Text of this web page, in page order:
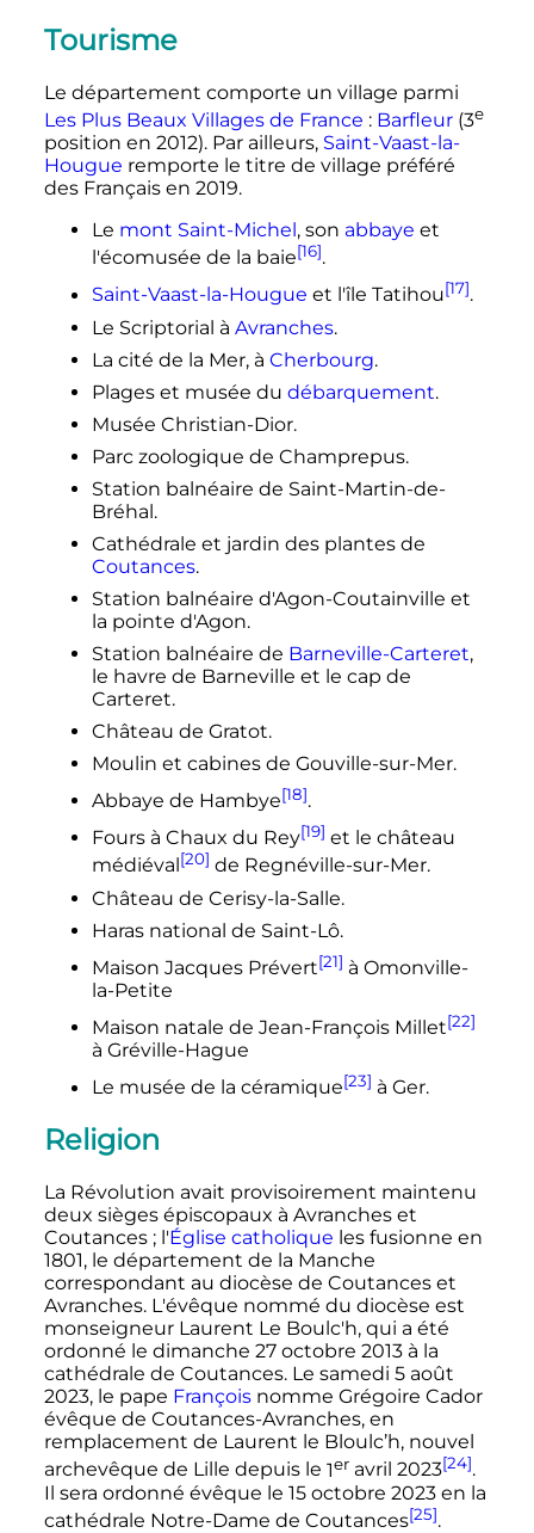
Tourisme
Le département comporte un village parmi
Les Plus Beaux Villages de France : Barfleur(3e
position en 2012). Par ailleurs, Saint-Vaast-la-
Hougue remporte le titre de village préféré
des Français en 2019.
Le mont Saint-Michel, son abbaye et
l'écomusée de la baie[16].
Saint-Vaast-la-Hougue et l'île Tatihou[17].
Le Scriptorial à Avranches.
La cité de la Mer, à Cherbourg.
Plages et musée du débarquement.
Musée Christian-Dior.
Parc zoologique de Champrepus.
Station balnéaire de Saint-Martin-de-
Bréhal.
Cathédrale et jardin des plantes de
Coutances.
Station balnéaire d'Agon-Coutainville et
la pointe d'Agon.
Station balnéaire de Barneville-Carteret,
le havre de Barneville et le cap de
Carteret.
Château de Gratot.
Moulin et cabines de Gouville-sur-Mer.
Abbaye de Hambye[18].
Fours à Chaux du Rey[19] et le château
médiéval [20] de Regnéville-sur-Mer.
Château de Cerisy-la-Salle.
Haras national de Saint-Lô.
Maison Jacques Prévert[21] à Omonville-
la-Petite
Maison natale de Jean-François Millet[22]
à Gréville-Hague
Le musée de la céramique[23] à Ger.
Religion
La Révolution avait provisoirement maintenu
deux sièges épiscopaux à Avranches et
Coutances ; l'Église catholique les fusionne en
1801, le département de la Manche
correspondant au diocèse de Coutances et
Avranches. L'évêque nommé du diocèse est
monseigneur Laurent Le Boulc'h, qui a été
ordonné le dimanche 27 octobre 2013à la
cathédrale de Coutances. Le samedi 5 août
2023, le pape Françoisnomme Grégoire Cador
évêque de Coutances-Avranches, en
remplacement de Laurent le Bloulc’h, nouvel
archevêque de Lille depuis le 1eravril 2023[24].
Il sera ordonné évêque le 15 octobre 2023en la
cathédrale Notre-Dame de Coutances[25].